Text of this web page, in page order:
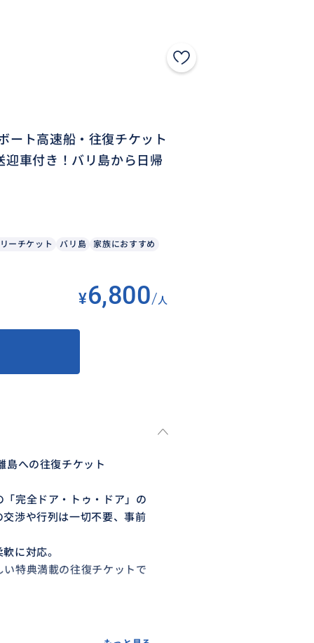
ート高速船・往復チケット
車付き！バリ島から日帰
ーチケット バリ島
家族におすすめ
¥6,800/人
島への往復チケット
完全ドア・トゥ・ドア」の
渉や行列は一切不要、事前
に対応。
特典満載の往復チケットで